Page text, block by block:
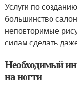
Услуги по
большинство
неповторимые
силам сделать
Необходимый
на ногти